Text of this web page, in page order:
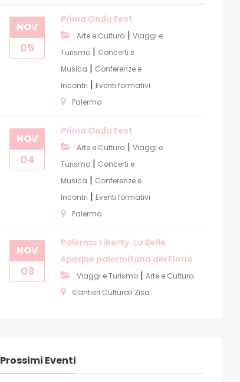
NOV
05
Prima Onda Fest
Arte e Cultura | Viaggi e
Turismo | Concerti e
Musica | Conferenze e
Incontri | Eventi formativi
Palermo
NOV
04
Prima Onda Fest
Arte e Cultura | Viaggi e
Turismo | Concerti e
Musica | Conferenze e
Incontri | Eventi formativi
Palermo
NOV
03
Palermo Liberty. La Belle
époque palermitana dei Florio
Viaggi e Turismo | Arte e Cultura
Cantieri Culturali Zisa
Prossimi Eventi